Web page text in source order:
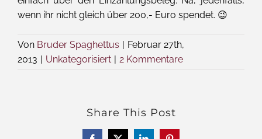
wenn ihr nicht gleich über 200,- Euro spendet. 😉
Von Bruder Spaghettus | Februar 27th,
2013 | Unkategorisiert | 2 Kommentare
Share This Post